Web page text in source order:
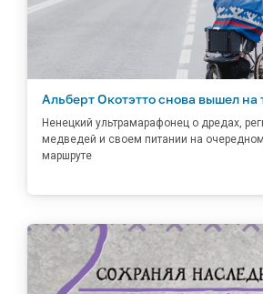
Альберт Окотэтто снова вышел на
Ненецкий ультрамарафонец о дредах,
медведей и своем питании на
маршруте